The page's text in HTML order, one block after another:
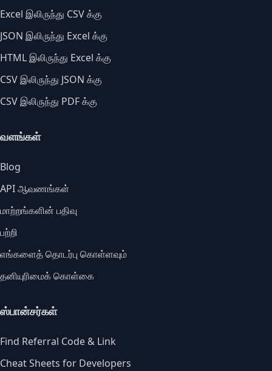
Excel இலிருந்து CSV க்கு
JSON இலிருந்து Excel க்கு
HTML இலிருந்து Excel க்கு
CSV இலிருந்து JSON க்கு
CSV இலிருந்து PDF க்கு
வளங்கள்
Blog
API ஆவணங்கள்
மாற்றங்களின் பதிவு
பற்றி
எங்களைத் தொடர்பு கொள்ளவும்
தனியுரிமைக் கொள்கை
ஸ்பான்சர்கள்
Find Referral Code & Link
Cheat Sheets for Developers